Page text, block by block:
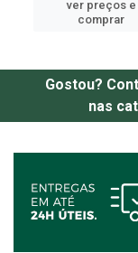
ver preços e
comprar
Gostou?
nas